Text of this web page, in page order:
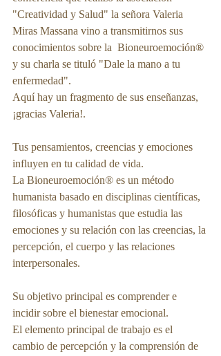
"Creatividad y Salud" la señora Valeria
Miras Massana vino a transmitirnos sus
conocimientos sobre la  Bioneuroemoción®
y su charla se tituló "Dale la mano a tu
enfermedad".
Aquí hay un fragmento de sus enseñanzas,
¡gracias Valeria!.
Tus pensamientos, creencias y emociones
influyen en tu calidad de vida.
La Bioneuroemoción® es un método
humanista basado en disciplinas científicas,
filosóficas y humanistas que estudia las
emociones y su relación con las creencias, la
percepción, el cuerpo y las relaciones
interpersonales.
Su objetivo principal es comprender e
incidir sobre el bienestar emocional.
El elemento principal de trabajo es el
cambio de percepción y la comprensión de